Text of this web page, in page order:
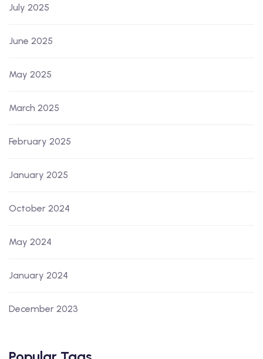
July 2025
June 2025
May 2025
March 2025
February 2025
January 2025
October 2024
May 2024
January 2024
December 2023